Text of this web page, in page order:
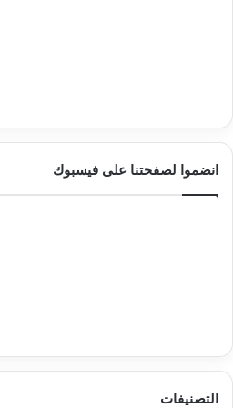
انضموا لصفحتنا على فيسبوك
التصنيفات